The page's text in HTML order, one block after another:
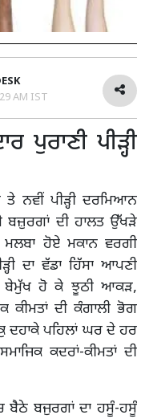
AM IST
ਪੁਰਾਣੀ ਪੀੜ੍ਹੀ
ਨਵੀਂ ਪੀੜ੍ਹੀ ਦਰਮਿਆਨ
ਬਜ਼ੁਰਗਾਂ ਦੀ ਹਾਲਤ ਉੱਖੜੇ
ਹੋਏ ਮਕਾਨ ਵਰਗੀ
ਦਾ ਵੱਡਾ ਹਿੱਸਾ ਆਪਣੀ
ਤੋਂ ਬੇਮੁੱਖ ਹੋ ਕੇ ਝੂਠੀ ਆਕੜ,
ਕੀਮਤਾਂ ਦੀ ਕੰਗਾਲੀ ਭੋਗ
ਦਹਾਕੇ ਪਹਿਲਾਂ ਘਰ ਦੇ ਹਰ
ਕਦਰਾਂ-ਕੀਮਤਾਂ ਦੀ
ਬੈਠੇ ਬਜੁਰਗਾਂ ਦਾ ਹਸੂੰ-ਹਸੂੰ